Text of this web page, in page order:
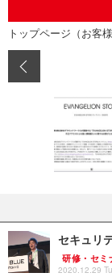
トップページ（お客
セキュリ
研修・セミ
2020.12.29